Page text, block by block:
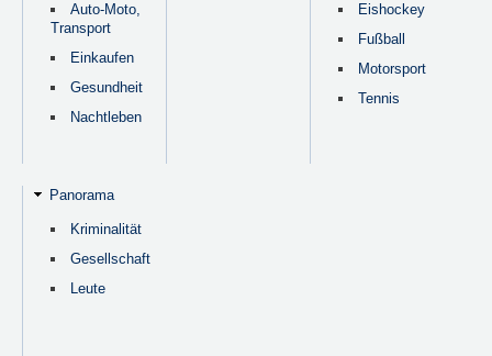
Auto-Moto,
Transport
Einkaufen
Gesundheit
Nachtleben
Eishockey
Fußball
Motorsport
Tennis
Panorama
Kriminalität
Gesellschaft
Leute